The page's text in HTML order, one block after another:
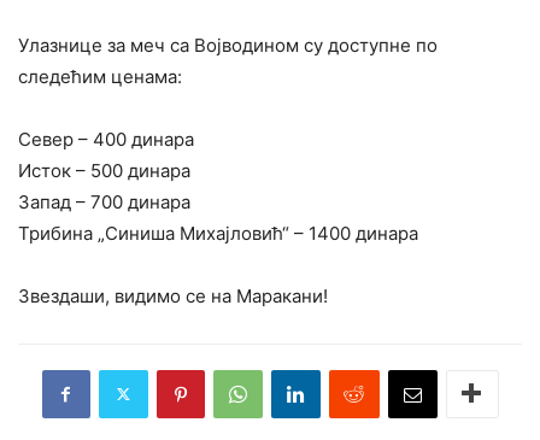
Улазнице за меч са Војводином су доступне по
следећим ценама:
Север – 400 динара
Исток – 500 динара
Запад – 700 динара
Трибина „Синиша Михајловић“ – 1400 динара
Звездаши, видимо се на Маракани!